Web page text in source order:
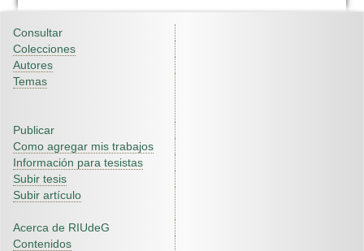
Consultar
Colecciones
Autores
Temas
Publicar
Como agregar mis trabajos
Información para tesistas
Subir tesis
Subir artículo
Acerca de RIUdeG
Contenidos